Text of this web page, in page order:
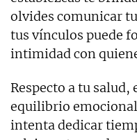
olvides comunicar
tus vínculos puede
intimidad con
Respecto a tu
equilibrio
intenta dedicar